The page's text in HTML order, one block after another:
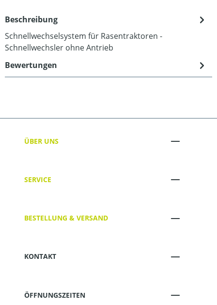
Beschreibung
Schnellwechselsystem für Rasentraktoren -
Schnellwechsler ohne Antrieb
Bewertungen
ÜBER UNS
SERVICE
BESTELLUNG & VERSAND
KONTAKT
ÖFFNUNGSZEITEN